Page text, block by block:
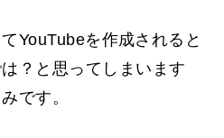
YouTubeを作成されると
？と思ってしまいます
です。